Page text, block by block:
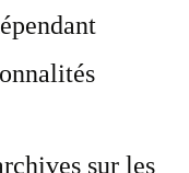
sur les